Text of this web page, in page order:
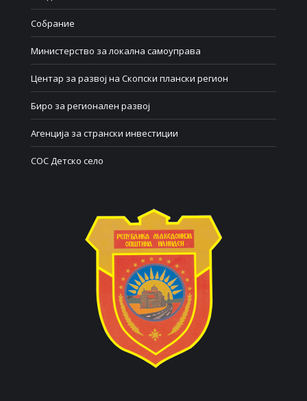
Собрание
Министерство за локална самоуправа
Центар за развој на Скопски плански регион
Биро за регионален развој
Агенција за странски инвестиции
СОС Детско село